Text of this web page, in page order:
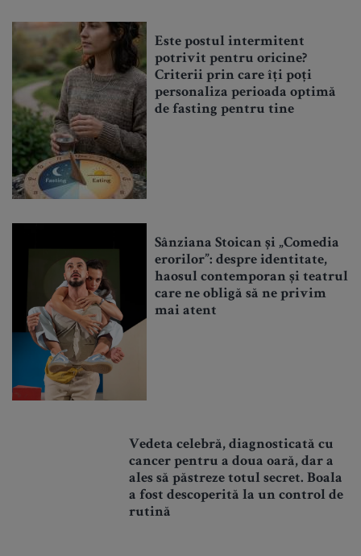
Este postul intermitent
potrivit pentru oricine?
Criterii prin care îți poți
personaliza perioada optimă
de fasting pentru tine
Sânziana Stoican și „Comedia
erorilor”: despre identitate,
haosul contemporan și teatrul
care ne obligă să ne privim
mai atent
Vedeta celebră, diagnosticată cu
cancer pentru a doua oară, dar a
ales să păstreze totul secret. Boala
a fost descoperită la un control de
rutină